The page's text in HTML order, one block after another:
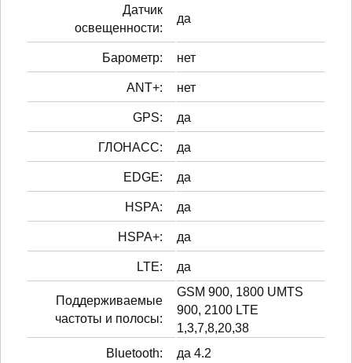
Датчик
освещенности:
да
Барометр: нет
ANT+: нет
GPS: да
ГЛОНАСС: да
EDGE: да
HSPA: да
HSPA+: да
LTE: да
Поддерживаемые
частоты и полосы:
GSM 900, 1800 UMTS
900, 2100 LTE
1,3,7,8,20,38
Bluetooth:
да 4.2